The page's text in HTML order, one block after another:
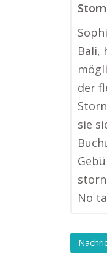
Bali,
der
sie
No